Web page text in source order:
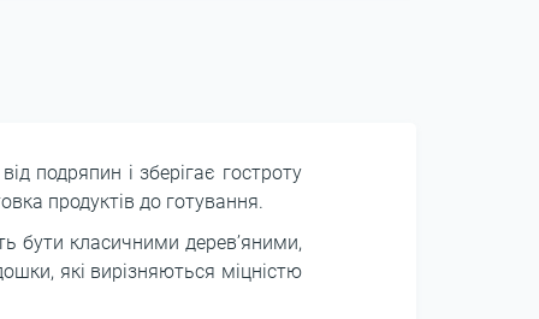
подряпин і зберігає гостроту
продуктів до готування.
бути класичними дерев’яними,
які вирізняються міцністю